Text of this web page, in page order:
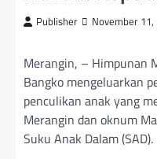
Publisher November 11,
Merangin, – Himpunan
Bangko mengeluarkan
penculikan anak yang
Merangin dan oknum
Suku Anak Dalam (SAD).